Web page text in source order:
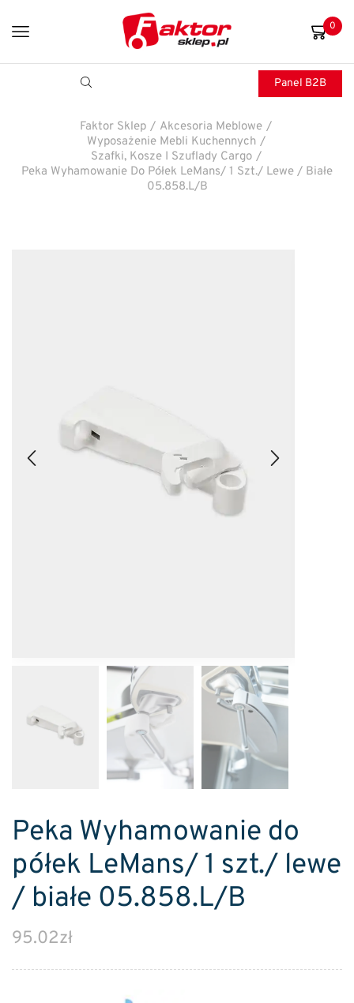
0
Panel B2B
Faktor Sklep / Akcesoria Meblowe /
Wyposażenie Mebli Kuchennych /
Szafki, Kosze I Szuflady Cargo /
Peka Wyhamowanie Do Półek LeMans/ 1 Szt./ Lewe / Białe
05.858.L/B
Peka Wyhamowanie do
półek LeMans/ 1 szt./ lewe
/ białe 05.858.L/B
95.02zł